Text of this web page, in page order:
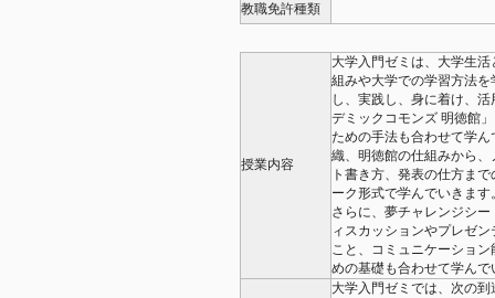
教職免許種類
授業内容
大学入門ゼミは、大学生
組みや大学での学習方法
し、実践し、身に着け、
デミックコモンズ 明徳館
ための手法も合わせて学
織、明徳館の仕組みから
ト書き方、発表の仕方ま
ーク形式で学んでいきます
さらに、夢チャレンジシ
ィスカッションやプレゼ
こと、コミュニケーショ
めの基礎も合わせて学んで
大学入門ゼミでは、次の